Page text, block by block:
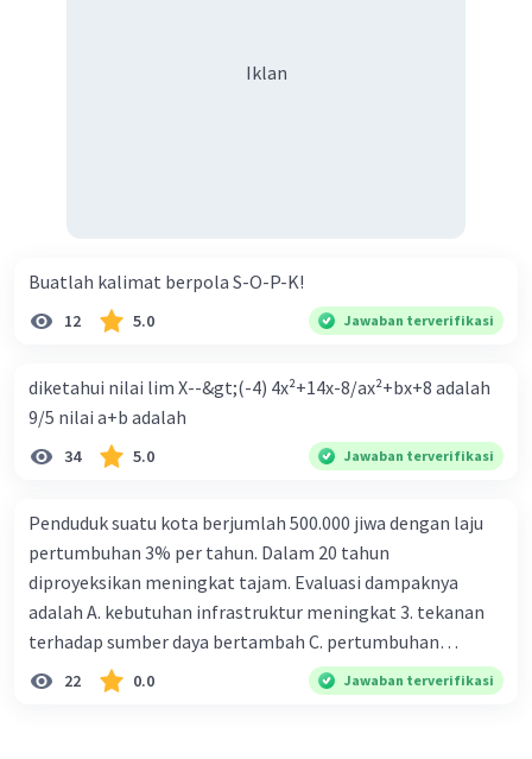
Iklan
Buatlah kalimat berpola S-O-P-K!
12 5.0 Jawaban terverifikasi
diketahui nilai lim X--&gt;(-4) 4x²+14x-8/ax²+bx+8 adalah
9/5 nilai a+b adalah
34 5.0 Jawaban terverifikasi
Penduduk suatu kota berjumlah 500.000 jiwa dengan laju
pertumbuhan 3% per tahun. Dalam 20 tahun
diproyeksikan meningkat tajam. Evaluasi dampaknya
adalah A. kebutuhan infrastruktur meningkat 3. tekanan
terhadap sumber daya bertambah C. pertumbuhan
eksponensial berdampak jangka panjang D. tidak
memengaruhi tata ruang E. proyeksi penduduk penting
22 0.0 Jawaban terverifikasi